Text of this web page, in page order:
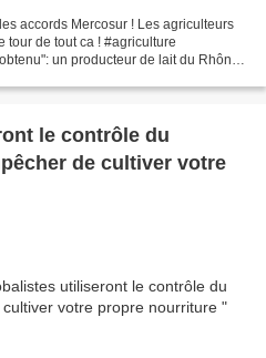
Mercosur ! Les agriculteurs
tour de tout ca ! #agriculture
un producteur de lait du Rhône
le contrôle du
de cultiver votre